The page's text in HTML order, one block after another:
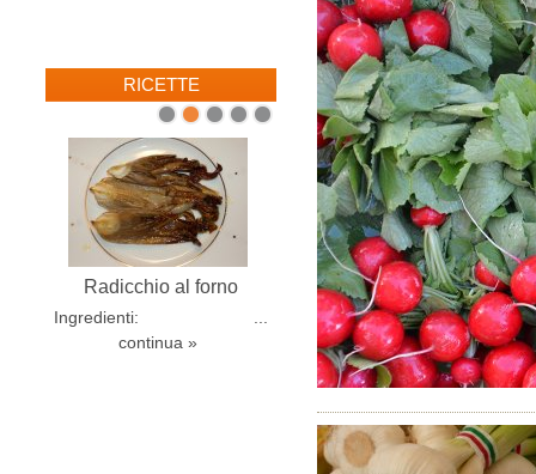
RICETTE
1 2 3 4 5
Radicchio al forno
Ingredienti: ...
continua »
Gnocchetti alla zucca
Ingredienti: ...
continua »